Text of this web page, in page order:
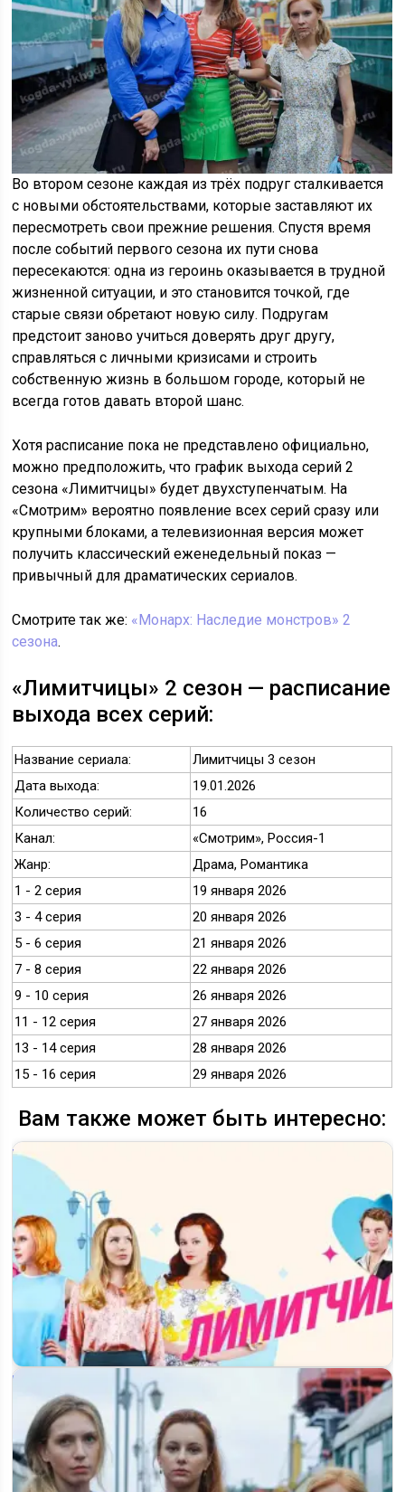
Во втором сезоне каждая из трёх подруг сталкивается
с новыми обстоятельствами, которые заставляют их
пересмотреть свои прежние решения. Спустя время
после событий первого сезона их пути снова
пересекаются: одна из героинь оказывается в трудной
жизненной ситуации, и это становится точкой, где
старые связи обретают новую силу. Подругам
предстоит заново учиться доверять друг другу,
справляться с личными кризисами и строить
собственную жизнь в большом городе, который не
всегда готов давать второй шанс.
Хотя расписание пока не представлено официально,
можно предположить, что график выхода серий 2
сезона «Лимитчицы» будет двухступенчатым. На
«Смотрим» вероятно появление всех серий сразу или
крупными блоками, а телевизионная версия может
получить классический еженедельный показ —
привычный для драматических сериалов.
Смотрите так же: «Монарх: Наследие монстров» 2
сезона.
«Лимитчицы» 2 сезон — расписание
выхода всех серий:
Название сериала:
Лимитчицы 3 сезон
Дата выхода:
19.01.2026
Количество серий:
16
Канал:
«Смотрим», Россия-1
Жанр:
Драма, Романтика
1 - 2 серия
19 января 2026
3 - 4 серия
20 января 2026
5 - 6 серия
21 января 2026
7 - 8 серия
22 января 2026
9 - 10 серия
26 января 2026
11 - 12 серия
27 января 2026
13 - 14 серия
28 января 2026
15 - 16 серия
29 января 2026
Вам также может быть интересно:
Лимитчицы 2 сезон: дата выхода и расписание серий на
«Россия-1»